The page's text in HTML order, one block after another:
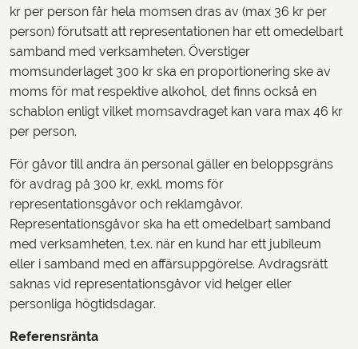
kr per person får hela momsen dras av (max 36 kr per
person) förutsatt att representationen har ett omedelbart
samband med verksamheten. Överstiger
momsunderlaget 300 kr ska en proportionering ske av
moms för mat respektive alkohol, det finns också en
schablon enligt vilket momsavdraget kan vara max 46 kr
per person.
För gåvor till andra än personal gäller en beloppsgräns
för avdrag på 300 kr, exkl. moms för
representationsgåvor och reklamgåvor.
Representationsgåvor ska ha ett omedelbart samband
med verksamheten, t.ex. när en kund har ett jubileum
eller i samband med en affärsuppgörelse. Avdragsrätt
saknas vid representationsgåvor vid helger eller
personliga högtidsdagar.
Referensränta